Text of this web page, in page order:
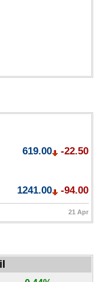
619.00
-22.50
1241.00 -94.00
21 Apr